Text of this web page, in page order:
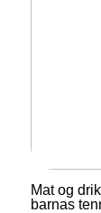
Mat og
barnas